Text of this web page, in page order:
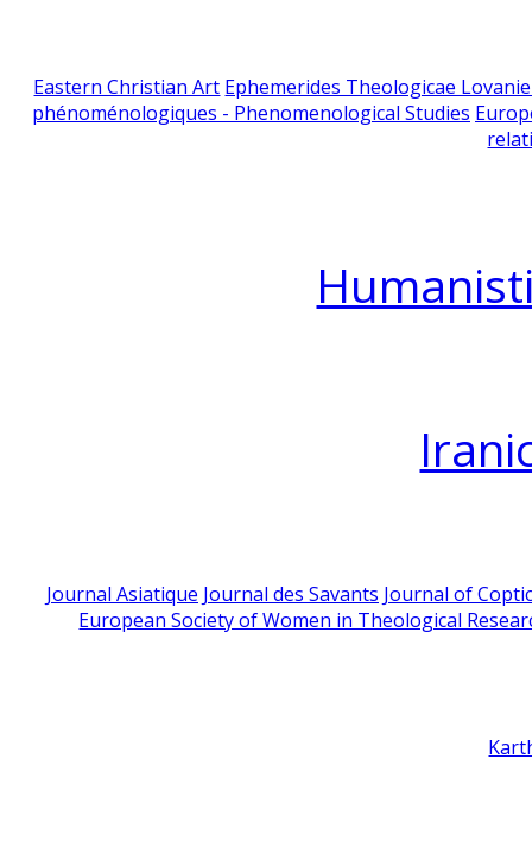
Eastern Christian Art Ephemerides Theologicae
phénoménologiques - Phenomenological Studies
Journal Asiatique Journal des Savants Journal of
European Society of Women in Theological